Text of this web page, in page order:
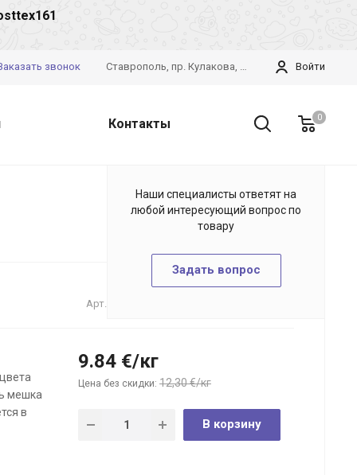
Войти
Ставрополь, пр. Кулакова, 28б
звонок
0
Контакты
Арт.
мешка
в
9.84 €/кг
Цена без скидки: 12,30 €/кг
В корзину
Наши специалисты ответят на
любой интересующий вопрос по
товару
Задать вопрос